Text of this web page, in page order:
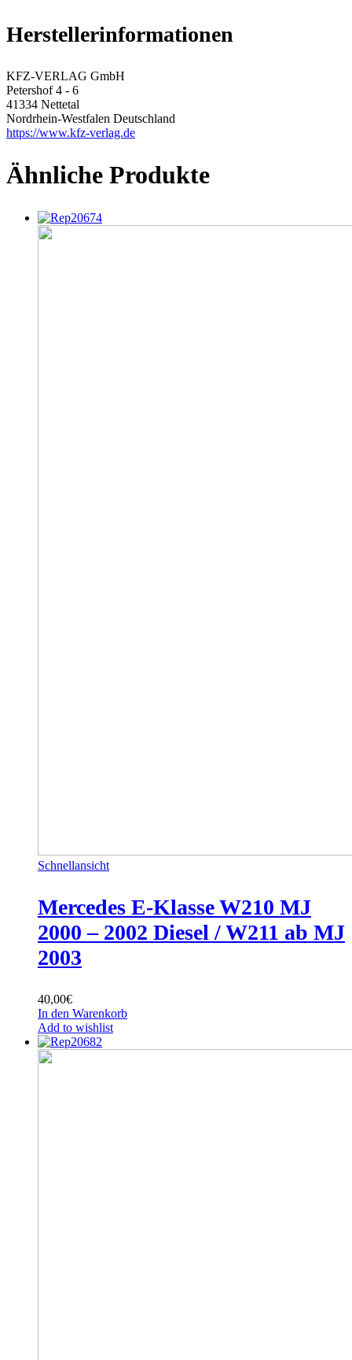
Herstellerinformationen
KFZ-VERLAG GmbH
Petershof 4 - 6
41334 Nettetal
Nordrhein-Westfalen Deutschland
https://www.kfz-verlag.de
Ähnliche Produkte
Schnellansicht
Mercedes E-Klasse W210 MJ
2000 – 2002 Diesel / W211 ab MJ
2003
40,00€
In den Warenkorb
Add to wishlist